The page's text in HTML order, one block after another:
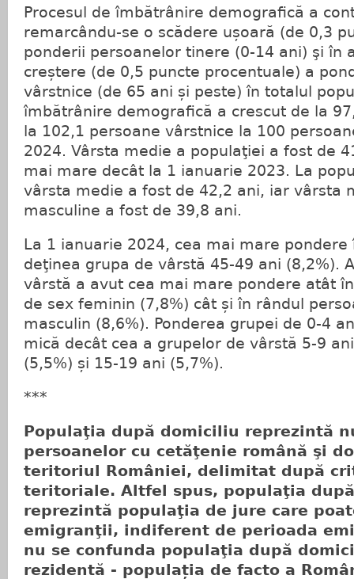
Procesul de îmbătrânire demografică a
remarcându-se o scădere ușoară (de 0,3
ponderii persoanelor tinere (0-14 ani) şi în
creștere (de 0,5 puncte procentuale) a
vârstnice (de 65 ani și peste) în totalul
îmbătrânire demografică a crescut de la
la 102,1 persoane vârstnice la 100
2024. Vârsta medie a populaţiei a fost de
mai mare decât la 1 ianuarie 2023. La
vârsta medie a fost de 42,2 ani, iar vârsta
masculine a fost de 39,8 ani.
La 1 ianuarie 2024, cea mai mare
deţinea grupa de vârstă 45-49 ani (8,2%).
vârstă a avut cea mai mare pondere atât
de sex feminin (7,8%) cât și în rândul
masculin (8,6%). Ponderea grupei de 0-4
mică decât cea a grupelor de vârstă 5-9
(5,5%) și 15-19 ani (5,7%).
***
Populaţia după domiciliu reprezintă
persoanelor cu cetăţenie română şi
teritoriul României, delimitat după
teritoriale. Altfel spus, populaţia
reprezintă populaţia de jure care
emigranţii, indiferent de perioada
nu se confunda populaţia după
rezidentă - populația de facto a